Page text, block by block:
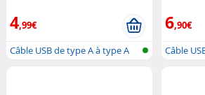
4,99€
Câble USB de type A à type A
6,90€
Câble